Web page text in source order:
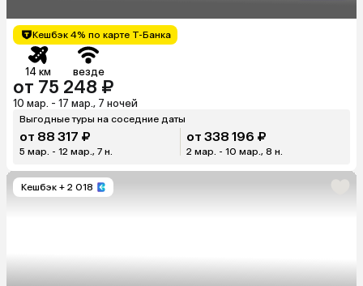
Кешбэк 4% по карте Т-Банка
14 км везде
от 75 248 ₽
10 мар. - 17 мар., 7 ночей
Выгодные туры на соседние даты
от 88 317 ₽
5 мар. - 12 мар., 7 н.
от 338 196 ₽
2 мар. - 10 мар., 8 н.
Кешбэк + 2 018